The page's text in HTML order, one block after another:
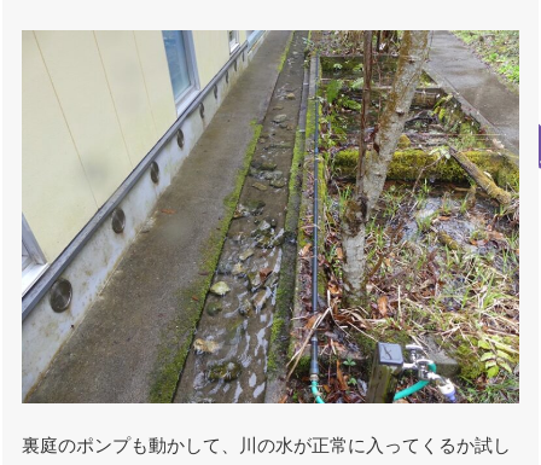
裏庭のポンプも動かして、川の水が正常に入ってくるか試し